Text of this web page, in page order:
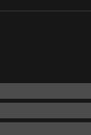
à votre recherche
vous devez vérifier